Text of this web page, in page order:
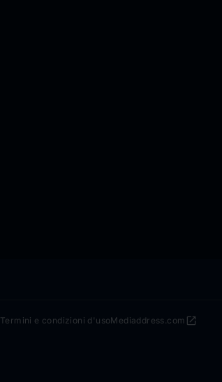
Termini e condizioni d'uso open_in_new
Mediaddress.com